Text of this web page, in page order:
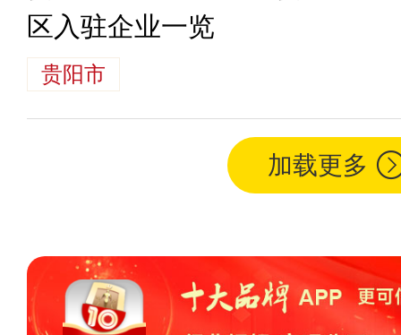
区入驻企业一览
贵阳市
加载更多